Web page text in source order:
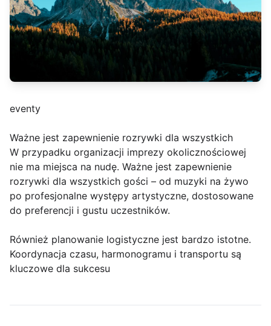
eventy
Ważne jest zapewnienie rozrywki dla wszystkich
W przypadku organizacji imprezy okolicznościowej
nie ma miejsca na nudę. Ważne jest zapewnienie
rozrywki dla wszystkich gości – od muzyki na żywo
po profesjonalne występy artystyczne, dostosowane
do preferencji i gustu uczestników.
Również planowanie logistyczne jest bardzo istotne.
Koordynacja czasu, harmonogramu i transportu są
kluczowe dla sukcesu